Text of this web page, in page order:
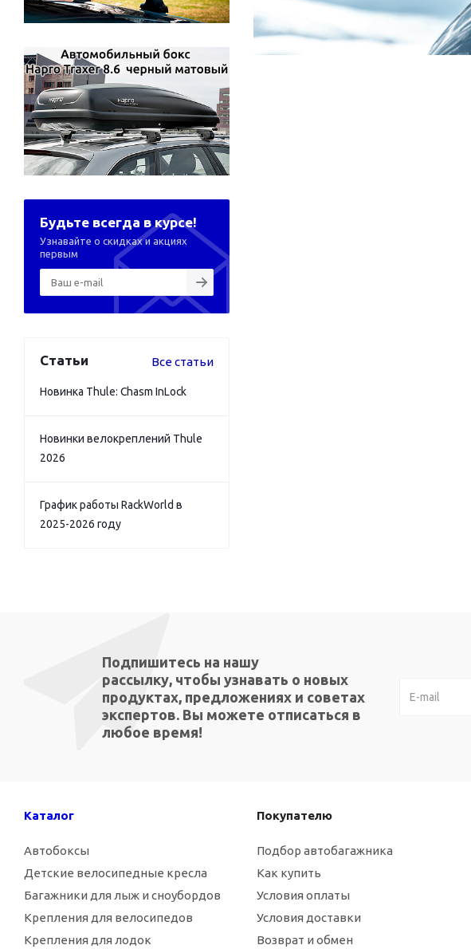
Будьте всегда в курсе!
Узнавайте о скидках и акциях
первым
Статьи Все статьи
Новинка Thule: Chasm InLock
Новинки велокреплений Thule
2026
График работы RackWorld в
2025-2026 году
Подпишитесь на нашу
рассылку, чтобы узнавать о новых
продуктах, предложениях и советах
экспертов. Вы можете отписаться в
любое время!
Каталог
Автобоксы
Детские велосипедные кресла
Багажники для лыж и сноубордов
Крепления для велосипедов
Крепления для лодок
Покупателю
Подбор автобагажника
Как купить
Условия оплаты
Условия доставки
Возврат и обмен